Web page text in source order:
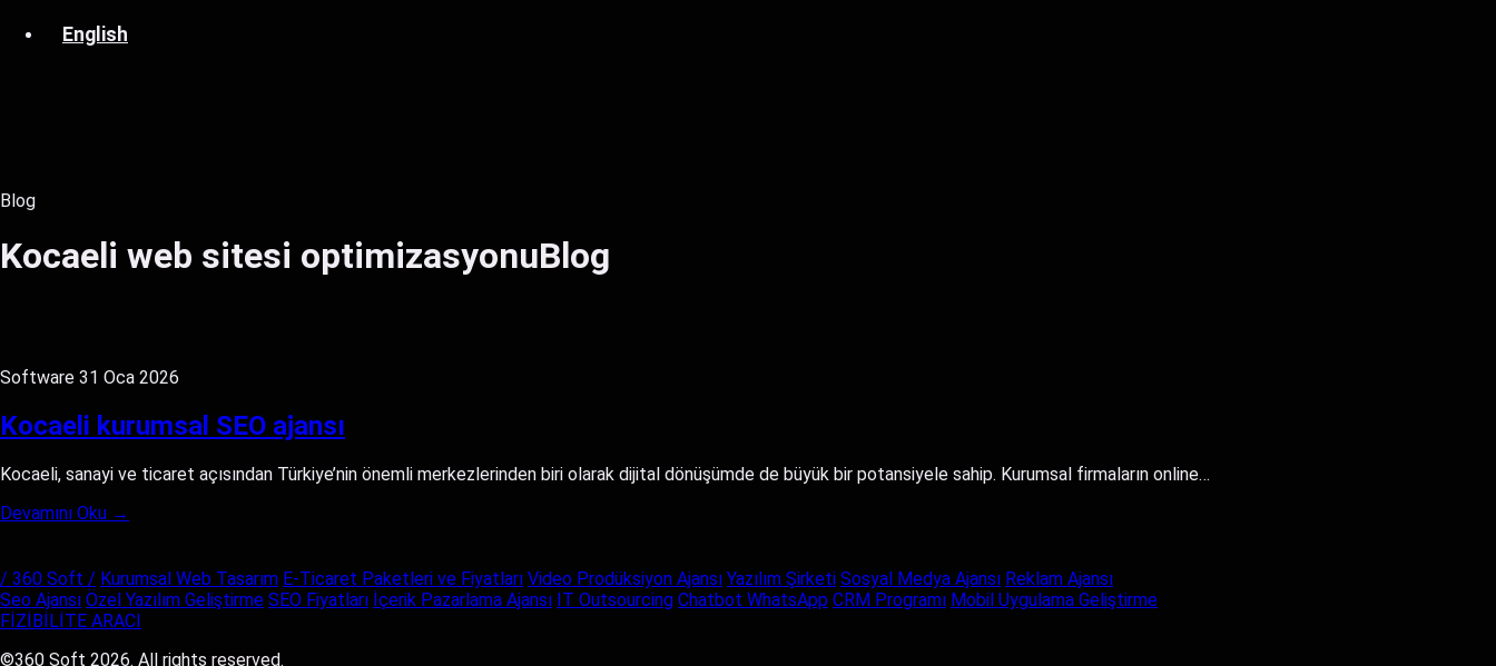
English
Blog
Kocaeli web sitesi optimizasyonuBlog
Software 31 Oca 2026
Kocaeli kurumsal SEO ajansı
Kocaeli, sanayi ve ticaret açısından Türkiye’nin önemli merkezlerinden biri olarak dijital dönüşümde de büyük bir potansiyele sahip. Kurumsal firmaların online…
Devamını Oku →
/ 360 Soft / Kurumsal Web Tasarım E-Ticaret Paketleri ve Fiyatları Video Prodüksiyon Ajansı Yazılım Şirketi Sosyal Medya Ajansı Reklam Ajansı
Seo Ajansı Özel Yazılım Geliştirme SEO Fiyatları İçerik Pazarlama Ajansı IT Outsourcing Chatbot WhatsApp CRM Programı Mobil Uygulama Geliştirme
FİZİBİLİTE ARACI
©360 Soft 2026. All rights reserved.